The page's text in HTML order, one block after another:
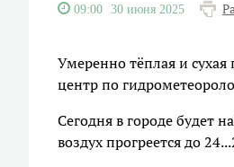
09:00 30 июня 2025
Умеренно тёплая и
центр по
Сегодня в городе будет
воздух прогреется до